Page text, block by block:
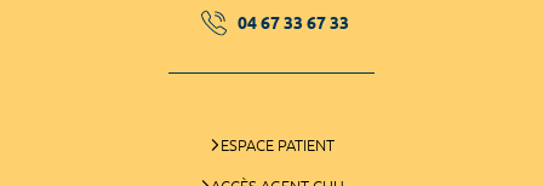
04 67 33 67 33
ESPACE PATIENT